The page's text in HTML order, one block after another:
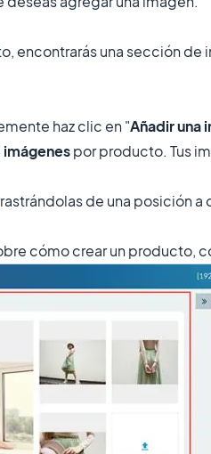
encontrarás una sección
haz clic en "Añadir una
imágenespor producto. Tus
de una posición a
cómo crear un producto,